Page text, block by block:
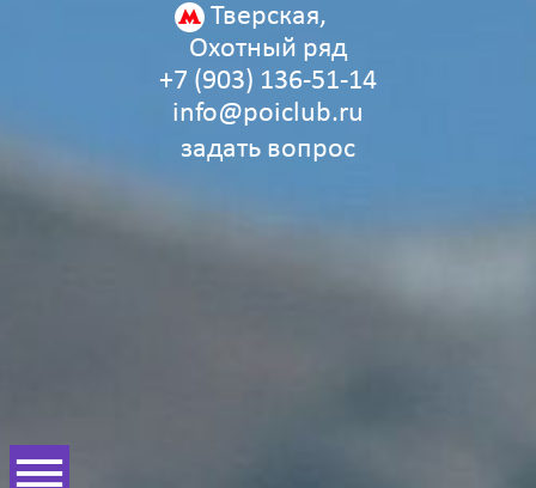
Тверская,
Охотный ряд
+7 (903) 136‑51‑14
info@poiclub.ru
задать вопрос